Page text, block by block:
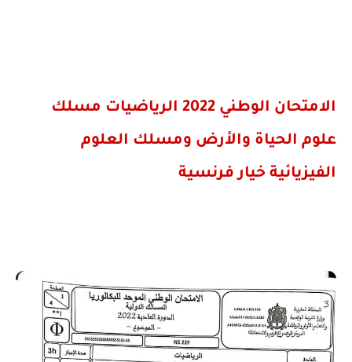
الامتحان الوطني 2022 الرياضيات مسلك
علوم الحياة والأرض ومسلك العلوم
الفيزيائية خيار فرنسية